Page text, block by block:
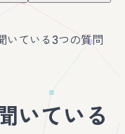
いている3つの質問
いている